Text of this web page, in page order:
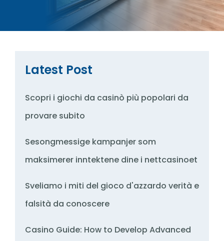
Latest Post
Scopri i giochi da casinò più popolari da
provare subito
Sesongmessige kampanjer som
maksimerer inntektene dine i nettcasinoet
Sveliamo i miti del gioco d'azzardo verità e
falsità da conoscere
Casino Guide: How to Develop Advanced